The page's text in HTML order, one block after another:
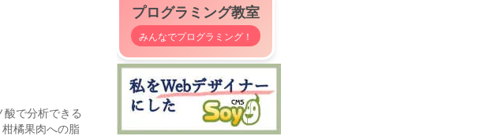
で分析できる
橘果肉への脂
プログラミング教室
みんなでプログラミング！